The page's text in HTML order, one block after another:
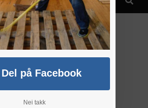
Del på Facebook
Nei takk